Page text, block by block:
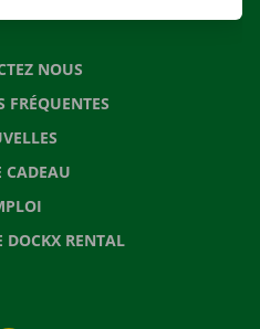
NOUS
FRÉQUENTES
CADEAU
DOCKX RENTAL